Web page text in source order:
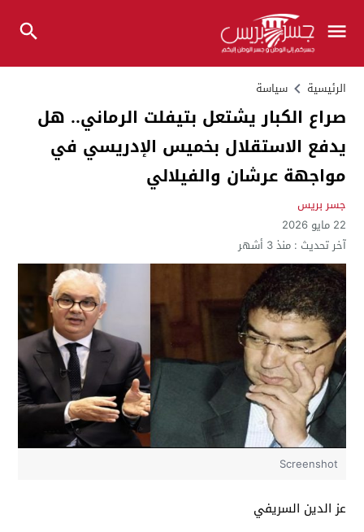
الرئيسية سياسة
صراع الكبار يشتعل بتيفلت الرماني.. هل
يدفع الاستقلال بخميس الإدريسي في
مواجهة عرشان والفيلالي
جسر بريس
22 مايو 2026
آخر تحديث :منذ 3 أشهر
Screenshot
عز الدين السريفي